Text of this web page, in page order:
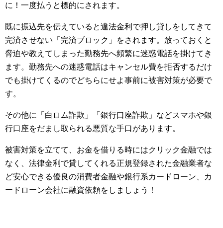
に！一度払うと標的にされます。
既に振込先を伝えていると違法金利で押し貸しをしてきて
完済させない「完済ブロック」をされます。放っておくと
脅迫や教えてしまった勤務先へ頻繁に迷惑電話を掛けてき
ます。勤務先への迷惑電話はキャンセル費を拒否するだけ
でも掛けてくるのでどちらにせよ事前に被害対策が必要で
す。
その他に「白ロム詐欺」「銀行口座詐欺」などスマホや銀
行口座をだまし取られる悪質な手口があります。
被害対策を立てて、お金を借りる時にはクリック金融では
なく、法律金利で貸してくれる正規登録された金融業者な
ど安心できる優良の消費者金融や銀行系カードローン、カ
ードローン会社に融資依頼をしましょう！